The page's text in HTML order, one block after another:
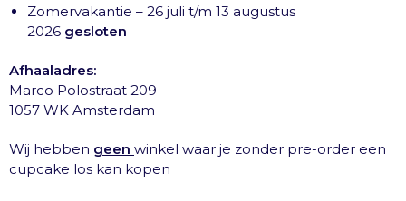
Zomervakantie – 26 juli t/m 13 augustus
2026 gesloten
Afhaaladres:
Marco Polostraat 209
1057 WK Amsterdam
Wij hebben geen winkel waar je zonder pre-order een
cupcake los kan kopen